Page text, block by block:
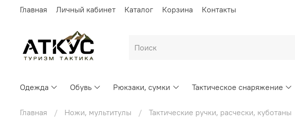
Главная Личный кабинет Каталог Корзина Контакты
Одежда Обувь Рюкзаки, сумки Тактическое снаряжение
Главная Ножи, мультитулы Тактические ручки, расчески, куботаны